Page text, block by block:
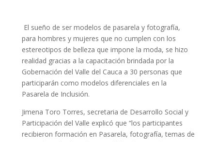
El sueño de ser modelos de pasarela y fotografía,
para hombres y mujeres que no cumplen con los
estereotipos de belleza que impone la moda, se hizo
realidad gracias a la capacitación brindada por la
Gobernación del Valle del Cauca a 30 personas que
participarán como modelos diferenciales en la
Pasarela de Inclusión.
Jimena Toro Torres, secretaria de Desarrollo Social y
Participación del Valle explicó que “los participantes
recibieron formación en Pasarela, fotografía, temas de